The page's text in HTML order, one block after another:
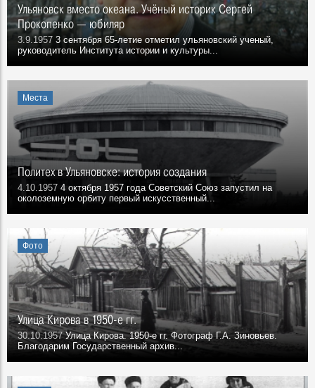
Ульяновск вместо океана. Учёный историк Сергей
Прокопенко — юбиляр
3.9.1957 3 сентября 65-летие отметил ульяновский ученый,
руководитель Института истории и культуры...
Места
Политех в Ульяновске: история создания
4.10.1957 4 октября 1957 года Советский Союз запустил на
околоземную орбиту первый искусственный...
Фото
Улица Кирова в 1950-е гг.
30.10.1957Улица Кирова. 1950-е гг. Фотограф Г.А. Зиновьев.
Благодарим Государственный архив...